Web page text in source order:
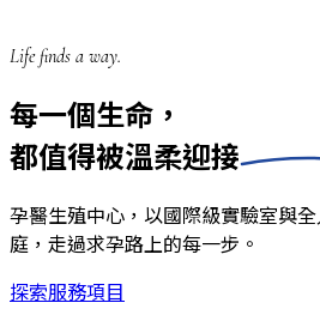
Life finds a way.
每一個生命，
都值得被溫柔迎接
孕醫生殖中心，以國際級實驗室與
庭，走過求孕路上的每一步。
探索服務項目